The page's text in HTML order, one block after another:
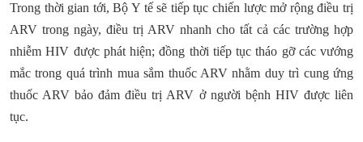
Trong thời gian tới, Bộ Y tế sẽ tiếp tục chiến lược mở rộng điều trị
ARV trong ngày, điều trị ARV nhanh cho tất cả các trường hợp
nhiễm HIV được phát hiện; đồng thời tiếp tục tháo gỡ các vướng
mắc trong quá trình mua sắm thuốc ARV nhằm duy trì cung ứng
thuốc ARV bảo đảm điều trị ARV ở người bệnh HIV được liên
tục.